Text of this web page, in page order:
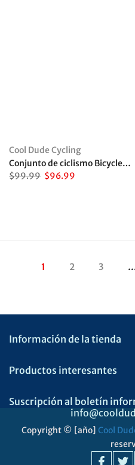
Cool Dude Cycling
Conjunto de ciclismo Bicycle King
$99.99 $96.99
1 2 3
Información de la tienda
Productos interesantes
Suscripción al boletín
Copyright © [año] Cool